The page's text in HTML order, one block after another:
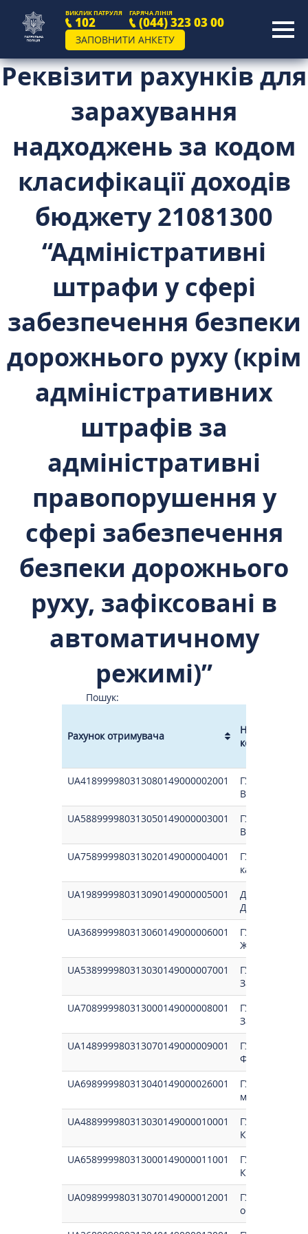
ВИКЛИК ПАТРУЛЯ
102
ГАРЯЧА ЛІНІЯ
(044) 323 03 00
ЗАПОВНИТИ АНКЕТУ
Реквізити рахунків для
зарахування
надходжень за кодом
класифікації доходів
бюджету 21081300
“Адміністративні
штрафи у сфері
забезпечення безпеки
дорожнього руху (крім
адміністративних
штрафів за
адміністративні
правопорушення у
сфері забезпечення
безпеки дорожнього
руху, зафіксовані в
автоматичному
режимі)”
Пошук:
Рахунок отримувача
Назва
коштів
Рахунок отримувача
Назва
коштів
UA418999980313080149000002001
ГУК у
Він.обл/
UA588999980313050149000003001
ГУК у
UA758999980313020149000004001
ГУК у Днiпр-
ка об/
UA198999980313090149000005001
Донецьке УК/
Дон.Обл./
UA368999980313060149000006001
ГУК у
Житомир обл/
UA538999980313030149000007001
ГУК у
Закарп.обл./
UA708999980313000149000008001
ГУК у
Зап.обл./
UA148999980313070149000009001
ГУК в Iв.-
Фран.о/
UA698999980313040149000026001
ГУК у м.Києві/
м.Київ/
UA488999980313030149000010001
ГУК у
Київ.обл./
UA658999980313000149000011001
ГУК у
Кіров.обл./
UA098999980313070149000012001
ГУК у
обл./21081300